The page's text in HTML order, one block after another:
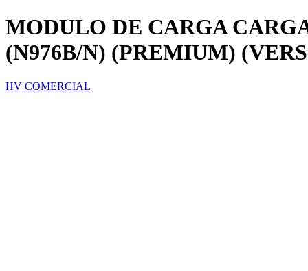
MODULO DE CARGA
(N976B/N) (PREMIUM)
HV COMERCIAL